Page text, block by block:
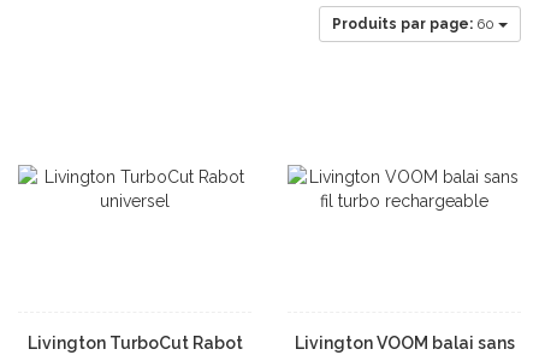
Produits par page: 60
Livington TurboCut Rabot
Livington VOOM balai sans